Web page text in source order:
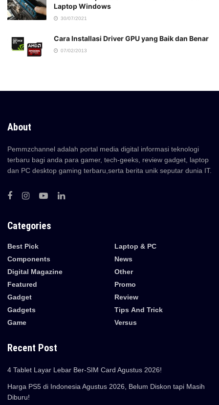
Laptop Windows
30/07/2021
Cara Installasi Driver GPU yang Baik dan Benar
07/02/2013
About
Pemmzchannel adalah portal media digital informasi teknologi
terbaru bagi anda para gamer, tech-geeks, review gadget, laptop
dan PC desktop gaming terbaru,serta berita unik seputar dunia IT.
Categories
Best Pick
Components
Digital Magazine
Featured
Gadget
Gadgets
Game
Laptop & PC
News
Other
Promo
Review
Tips And Trick
Versus
Recent Post
4 Tablet Layar Lebar Ber-SIM Card Agustus 2026!
Harga PS5 di Indonesia Agustus 2026, Belum Diskon tapi Masih
Diburu!